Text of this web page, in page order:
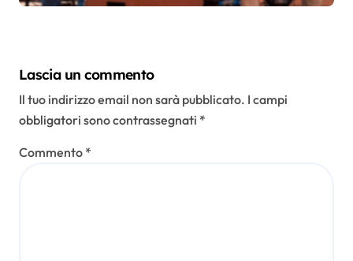
Lascia un commento
Il tuo indirizzo email non sarà pubblicato. I campi
obbligatori sono contrassegnati *
Commento *